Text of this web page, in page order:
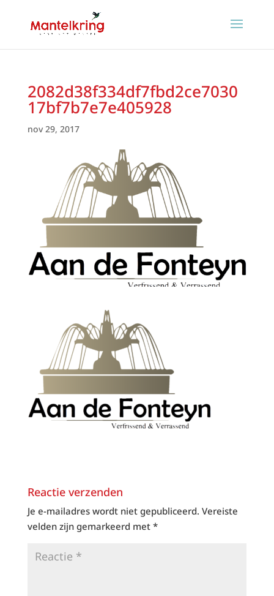
2082d38f334df7fbd2ce7030
17bf7b7e7e405928
nov 29, 2017
Reactie verzenden
Je e-mailadres wordt niet gepubliceerd. Vereiste
velden zijn gemarkeerd met *